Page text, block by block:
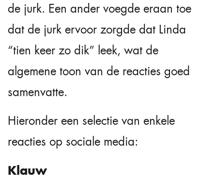
de jurk. Een ander voegde eraan toe
dat de jurk ervoor zorgde dat Linda
“tien keer zo dik” leek, wat de
algemene toon van de reacties goed
samenvatte.
Hieronder een selectie van enkele
reacties op sociale media:
Klauw